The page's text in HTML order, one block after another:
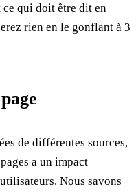
qui doit être dit en
rien en le gonflant à 3
de différentes sources,
a un impact
Nous savons